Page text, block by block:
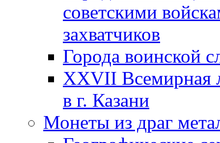
советскими
захватчиков
Города воинской
XXVII Всемирная
в г. Казани
Монеты из драг